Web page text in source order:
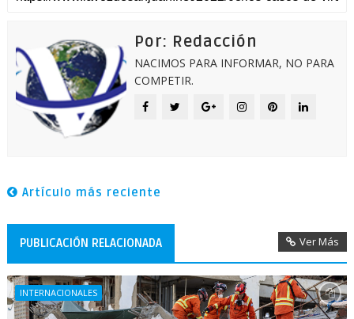
Por: Redacción
NACIMOS PARA INFORMAR, NO PARA
COMPETIR.
Artículo más reciente
PUBLICACIÓN RELACIONADA Ver Más
INTERNACIONALES